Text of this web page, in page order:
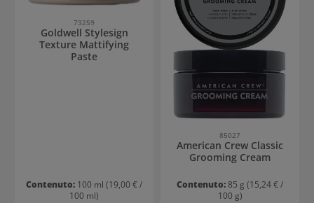
73259
Goldwell Stylesign
Texture Mattifying
Paste
Contenuto: 100 ml (19,00 € /
100 ml)
85027
American Crew Classic
Grooming Cream
Contenuto:85 g (15,24 € /
100 g)